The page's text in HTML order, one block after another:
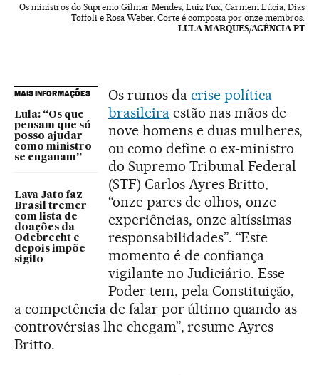
Os ministros do Supremo Gilmar Mendes, Luiz Fux, Carmem Lúcia, Dias
Toffoli e Rosa Weber. Corte é composta por onze membros.
LULA MARQUES/AGÊNCIA PT
MAIS INFORMAÇÕES
Lula: “Os que
pensam que só
posso ajudar
como ministro
se enganam”
Lava Jato faz
Brasil tremer
com lista de
doações da
Odebrecht e
depois impõe
sigilo
Os rumos da crise política
brasileiraestão nas mãos de
nove homens e duas mulheres,
ou como define o ex-ministro
do Supremo Tribunal Federal
(STF) Carlos Ayres Britto,
“onze pares de olhos, onze
experiências, onze altíssimas
responsabilidades”. “Este
momento é de confiança
vigilante no Judiciário. Esse
Poder tem, pela Constituição,
a competência de falar por último quando as
controvérsias lhe chegam”, resume Ayres
Britto.